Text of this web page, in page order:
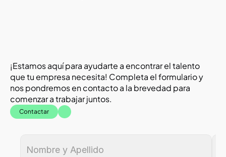
¡Estamos aquí para ayudarte a encontrar el talento
que tu empresa necesita! Completa el formulario y
nos pondremos en contacto a la brevedad para
comenzar a trabajar juntos.
Contactar